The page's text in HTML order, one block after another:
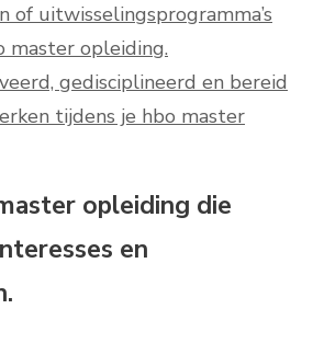
of uitwisselingsprogramma’s
master opleiding.
gedisciplineerd en bereid
tijdens je hbo master
opleiding die
en